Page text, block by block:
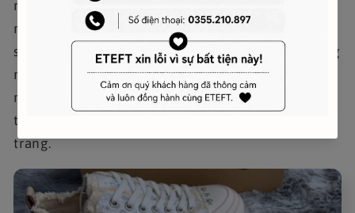
rất dịu mắt kết hợp với hoa văn đơn giản mà đẹp
mắt, chắc chắn sẽ khiến chị em mê mẩn. Lớp cao
su xếp tầng chống trơn trượt kết hợp với sắc hồng
nhẹ tạo nên tổng thể dịu dàng, tươi sáng. Điều
này thực sự làm nổi bật và làm cho XVESSEL trở
thành lựa chọn ưa thích của nhiều người yêu thời
trang.